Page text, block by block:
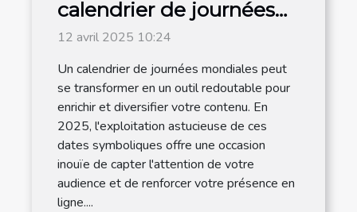
calendrier de journées
mondiales pour
dynamiser votre
contenu en 2025
12 avril 2025 10:24
Un calendrier de journées mondiales peut
se transformer en un outil redoutable pour
enrichir et diversifier votre contenu. En
2025, l'exploitation astucieuse de ces
dates symboliques offre une occasion
inouïe de capter l'attention de votre
audience et de renforcer votre présence en
ligne....